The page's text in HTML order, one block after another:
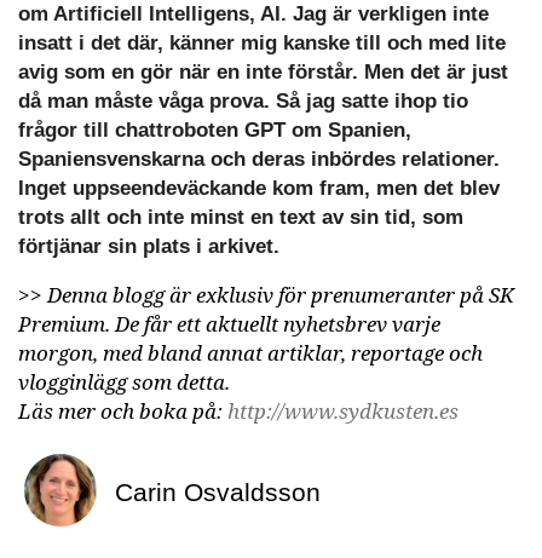
om Artificiell Intelligens, AI. Jag är verkligen inte
insatt i det där, känner mig kanske till och med lite
avig som en gör när en inte förstår. Men det är just
då man måste våga prova. Så jag satte ihop tio
frågor till chattroboten GPT om Spanien,
Spaniensvenskarna och deras inbördes relationer.
Inget uppseendeväckande kom fram, men det blev
trots allt och inte minst en text av sin tid, som
förtjänar sin plats i arkivet.
>>Denna blogg är exklusiv för prenumeranter på SK
Premium. De får ett aktuellt nyhetsbrev varje
morgon, med bland annat artiklar, reportage och
vlogginlägg som detta.
Läs mer och boka på: http://www.sydkusten.es
Carin Osvaldsson